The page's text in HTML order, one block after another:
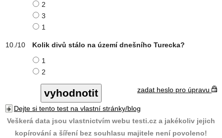
2
3
1
Kolik divů stálo na území dnešního Turecka?
1
2
zadat heslo pro úpravu
Dejte si tento test na vlastní stránky/blog
Veškerá data jsou vlastnictvím webu testi.cz a jakékoliv jejich
kopírování a šíření bez souhlasu majitele není povoleno!